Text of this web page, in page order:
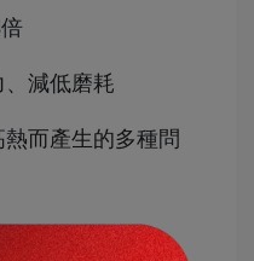
減低磨耗
而產生的多種問
擎壽命